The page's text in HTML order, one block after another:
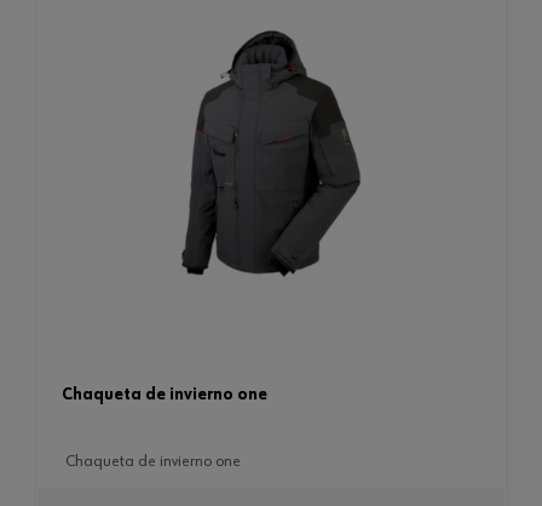
chaqueta de invierno one
chaqueta de invierno one